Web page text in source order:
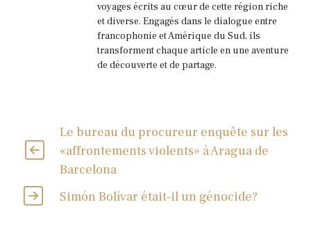
voyages écrits au cœur de cette région riche
et diverse. Engagés dans le dialogue entre
francophonie et Amérique du Sud, ils
transforment chaque article en une aventure
de découverte et de partage.
Le bureau du procureur enquête sur les
«affrontements violents» à Aragua de
Barcelona
Simón Bolívar était-il un génocide?